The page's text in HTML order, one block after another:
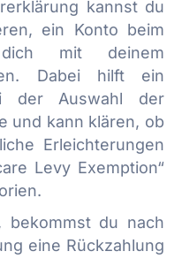
kannst du
ein Konto beim
mit deinem
Dabei hilft ein
der Auswahl der
und kann klären, ob
Erleichterungen
Levy Exemption“
bekommst du nach
eine Rückzahlung